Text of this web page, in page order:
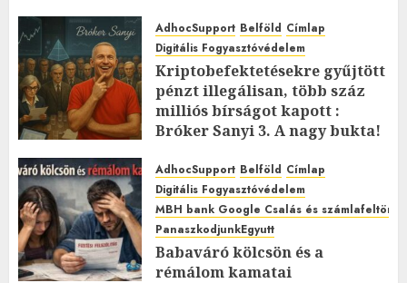
AdhocSupport Belföld Címlap
Digitális Fogyasztóvédelem
Kriptobefektetésekre gyűjtött
pénzt illegálisan, több száz
milliós bírságot kapott :
Bróker Sanyi 3. A nagy bukta!
0
AdhocSupport Belföld Címlap
Digitális Fogyasztóvédelem
MBH bank Google Csalás és
PanaszkodjunkEgyutt
Babaváró kölcsön és a
rémálom kamatai